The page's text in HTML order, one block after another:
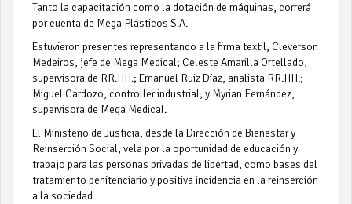
Tanto la capacitación como la dotación de máquinas, correrá
por cuenta de Mega Plásticos S.A.
Estuvieron presentes representando a la firma textil, Cleverson
Medeiros, jefe de Mega Medical; Celeste Amarilla Ortellado,
supervisora de RR.HH.; Emanuel Ruiz Díaz, analista RR.HH.;
Miguel Cardozo, controller industrial; y Myrian Fernández,
supervisora de Mega Medical.
El Ministerio de Justicia, desde la Dirección de Bienestar y
Reinserción Social, vela por la oportunidad de educación y
trabajo para las personas privadas de libertad, como bases del
tratamiento penitenciario y positiva incidencia en la reinserción
a la sociedad.